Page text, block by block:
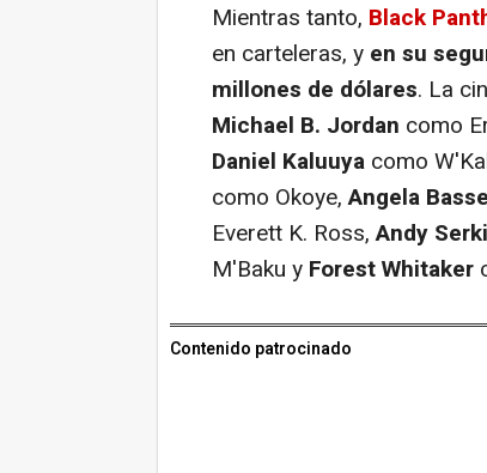
Mientras tanto, Black
en carteleras, y en su
millones de dólares. La
Michael B. Jordan como
Daniel Kaluuya como
como Okoye,Angela
Everett K. Ross,Andy
M'Baku y Forest Whitaker
Contenido patrocinado